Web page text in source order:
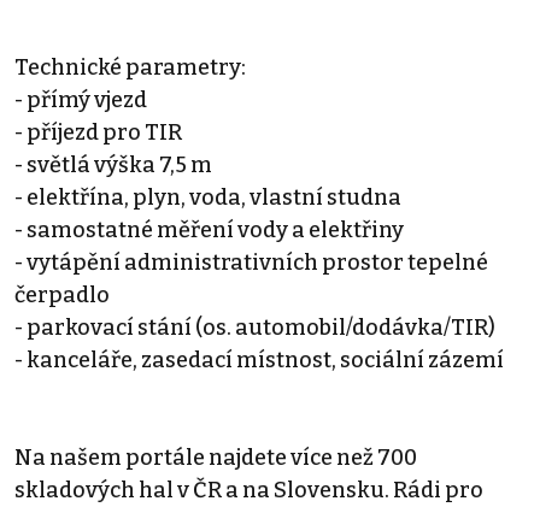
Technické parametry:
- přímý vjezd
- příjezd pro TIR
- světlá výška 7,5 m
- elektřína, plyn, voda, vlastní studna
- samostatné měření vody a elektřiny
- vytápění administrativních prostor tepelné
čerpadlo
- parkovací stání (os. automobil/dodávka/TIR)
- kanceláře, zasedací místnost, sociální zázemí
Na našem portále najdete více než 700
skladových hal v ČR a na Slovensku. Rádi pro